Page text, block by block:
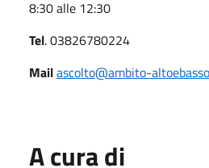
8:30 alle 12:30
Tel. 03826780224
Mailascolto@ambito-
A cura di